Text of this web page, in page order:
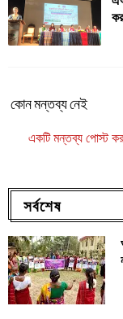
কোন মন্তব্য নেই
একটি মন্তব্য পোস্ট
সর্বশেষ